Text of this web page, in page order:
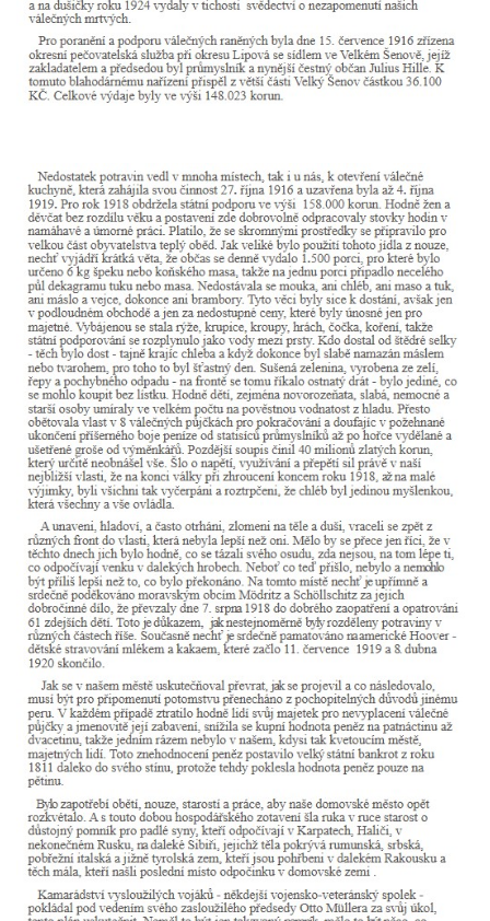
Socha Nepokořený v parku Rumburské
vzpoury v Rumburku
Pamětní deska obětem holokaustu u
židovského hřbitova v Kovanicích
Pomník obětem 1. světové války v
Kovanicích
Pomník obětem válek v Kněževsi
Pamětní deska Rudé armádě na radnici v
Trutnově
Pomník obětem koncentračního tábora na
hřbitově v Rychnově u Jablonce nad Nisou
Pomník pracovního nasazení vězňů
koncentračního tábora v Tovární ulici v
Rychnově u Jablonce nad Nisou
Kenotaf Alfreda Langa na hřbitově v Krásné
u Pěnčína
Kenotaf Emila Posselta na hřbitově v
Krásné u Pěnčína
Kenotaf Edmunda Andera na hřbitově v
Krásné u Pěnčína
Hřbitovní kaple rodiny Fiedler na hřbitově v
Teplicích nad Metují
Kenotaf Franze Ruseho na hřbitově v
Pomník obětem 2. světové války na hřbitově
v Teplicích nad Metují
Hrob Waltera Hilleho na hřbitově ve Vlčí
Hoře